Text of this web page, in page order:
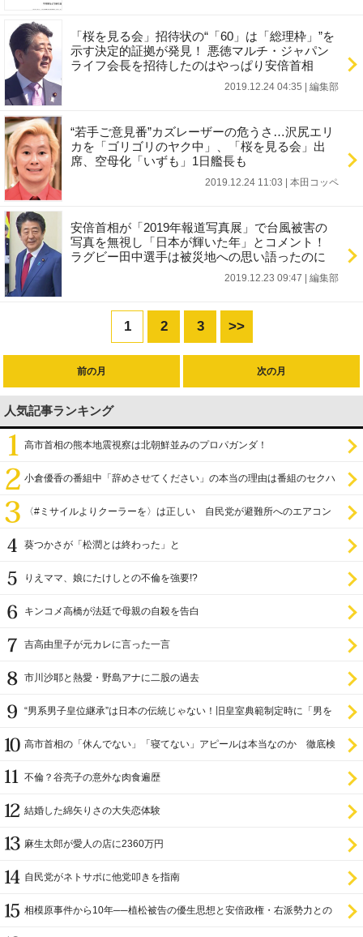
「桜を見る会」招待状の“「60」は「総理枠」”を
示す決定的証拠が発見！ 悪徳マルチ・ジャパン
ライフ会長を招待したのはやっぱり安倍首相
2019.12.24 04:35 編集部
“若手ご意見番”カズレーザーの危うさ…沢尻エリ
カを「ゴリゴリのヤク中」、「桜を見る会」出
席、空母化「いずも」1日艦長も
2019.12.24 11:03 本田コッペ
安倍首相が「2019年報道写真展」で台風被害の
写真を無視し「日本が輝いた年」とコメント！
ラグビー田中選手は被災地への思い語ったのに
2019.12.23 09:47 編集部
1 2 3 >>
前の月 次の月
人気記事ランキング
高市首相の熊本地震視察は北朝鮮並みのプロパガンダ！
小倉優香の番組中「辞めさせてください」の本当の理由は番組のセクハ
〈#ミサイルよりクーラーを〉は正しい 自民党が避難所へのエアコン
葵つかさが「松潤とは終わった」と
りえママ、娘にたけしとの不倫を強要!?
キンコメ高橋が法廷で母親の自殺を告白
吉高由里子が元カレに言った一言
市川沙耶と熱愛・野島アナに二股の過去
“男系男子皇位継承”は日本の伝統じゃない！旧皇室典範制定時に「男を
高市首相の「休んでない」「寝てない」アピールは本当なのか 徹底検
不倫？谷亮子の意外な肉食遍歴
結婚した綿矢りさの大失恋体験
麻生太郎が愛人の店に2360万円
自民党がネトサポに他党叩きを指南
相模原事件から10年──植松被告の優生思想と安倍政権・右派勢力との